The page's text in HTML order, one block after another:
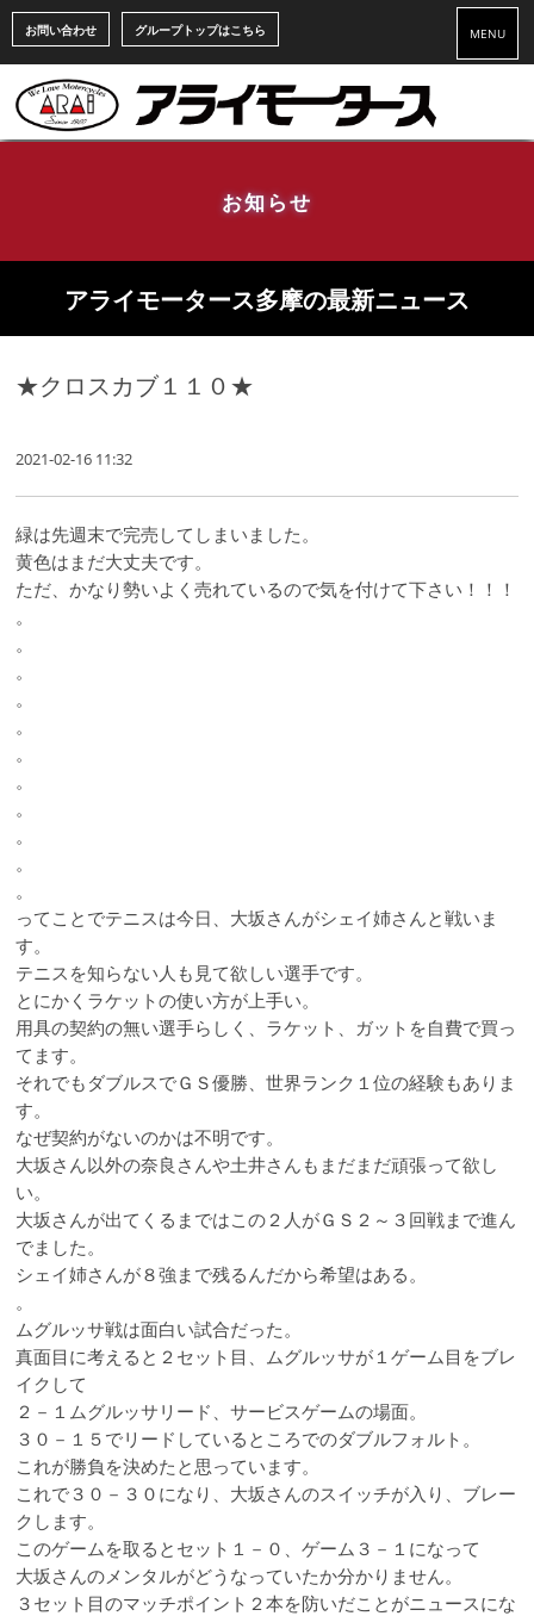
お問い合わせ グループトップはこちら MENU
お知らせ
アライモータース多摩の最新ニュース
★クロスカブ１１０★
2021-02-16 11:32
緑は先週末で完売してしまいました。
黄色はまだ大丈夫です。
ただ、かなり勢いよく売れているので気を付けて下さい！！！
。
。
。
。
。
。
。
。
。
。
。
ってことでテニスは今日、大坂さんがシェイ姉さんと戦いま
す。
テニスを知らない人も見て欲しい選手です。
とにかくラケットの使い方が上手い。
用具の契約の無い選手らしく、ラケット、ガットを自費で買っ
てます。
それでもダブルスでＧＳ優勝、世界ランク１位の経験もありま
す。
なぜ契約がないのかは不明です。
大坂さん以外の奈良さんや土井さんもまだまだ頑張って欲し
い。
大坂さんが出てくるまではこの２人がＧＳ２～３回戦まで進ん
でました。
シェイ姉さんが８強まで残るんだから希望はある。
。
ムグルッサ戦は面白い試合だった。
真面目に考えると２セット目、ムグルッサが１ゲーム目をブレ
イクして
２－１ムグルッサリード、サービスゲームの場面。
３０－１５でリードしているところでのダブルフォルト。
これが勝負を決めたと思っています。
これで３０－３０になり、大坂さんのスイッチが入り、ブレー
クします。
このゲームを取るとセット１－０、ゲーム３－１になって
大坂さんのメンタルがどうなっていたか分かりません。
３セット目のマッチポイント２本を防いだことがニュースにな